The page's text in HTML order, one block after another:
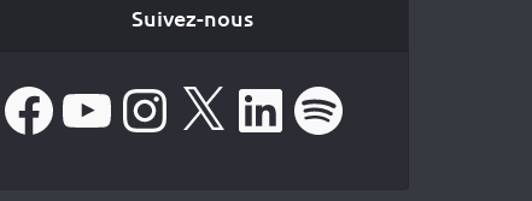
Suivez-nous
FacebookYouTube Instagram
X LinkedIn Spotify